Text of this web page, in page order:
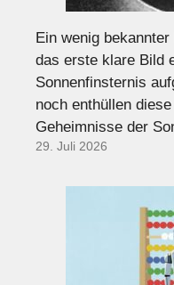
Ein wenig
das erste klare Bild
Sonnenfinsternis
noch enthüllen
Geheimnisse der
29. Juli 2026